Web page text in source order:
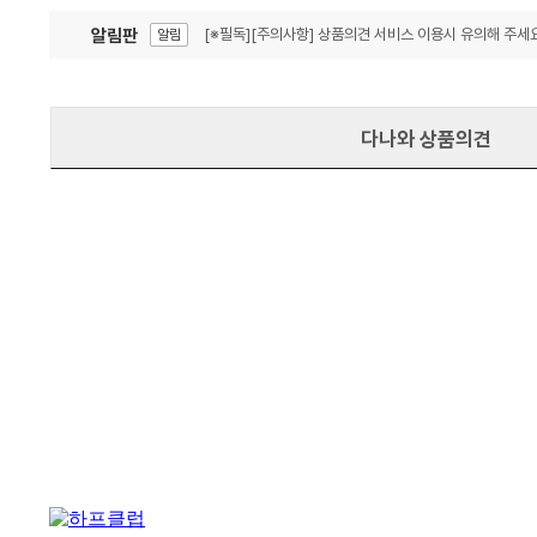
알림판 알림 [※필독][주의사항] 상품의견 서비스 이용시 유의해 주세
다나와 상품의견